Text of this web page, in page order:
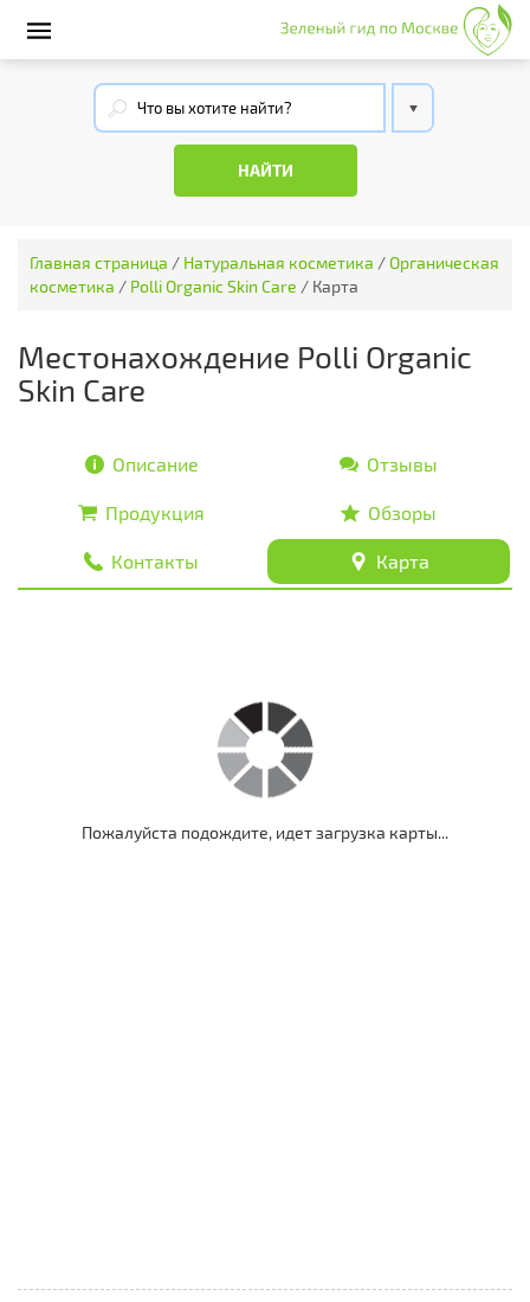
Главная страница / Натуральная косметика /Органическая
косметика / Polli Organic Skin Care / Карта
Местонахождение Polli Organic
Skin Care
Описание Отзывы
Продукция Обзоры
Контакты Карта
Пожалуйста подождите, идет загрузка карты...